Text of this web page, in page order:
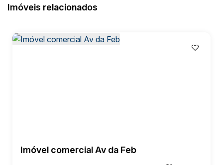
Imóveis relacionados
Imóvel comercial Av da Feb